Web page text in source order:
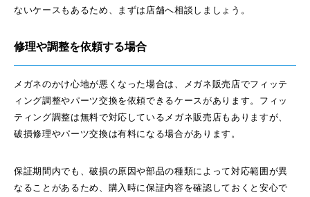
ないケースもあるため、まずは店舗へ相談しましょう。
修理や調整を依頼する場合
メガネのかけ心地が悪くなった場合は、メガネ販売店でフィッテ
ィング調整やパーツ交換を依頼できるケースがあります。フィッ
ティング調整は無料で対応しているメガネ販売店もありますが、
破損修理やパーツ交換は有料になる場合があります。
保証期間内でも、破損の原因や部品の種類によって対応範囲が異
なることがあるため、購入時に保証内容を確認しておくと安心で